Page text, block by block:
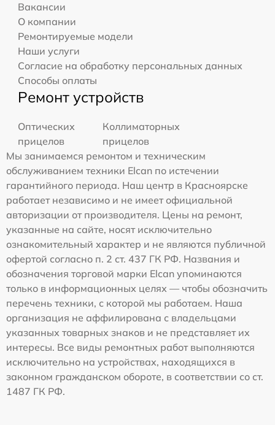
Вакансии
О компании
Ремонтируемые модели
Наши услуги
Согласие на обработку персональных данных
Способы оплаты
Ремонт устройств
Оптических
прицелов
Коллиматорных
прицелов
Мы занимаемся ремонтом и техническим
обслуживанием техники Elcan по истечении
гарантийного периода. Наш центр в Красноярске
работает независимо и не имеет официальной
авторизации от производителя. Цены на ремонт,
указанные на сайте, носят исключительно
ознакомительный характер и не являются публичной
офертой согласно п. 2 ст. 437 ГК РФ. Названия и
обозначения торговой марки Elcan упоминаются
только в информационных целях — чтобы обозначить
перечень техники, с которой мы работаем. Наша
организация не аффилирована с владельцами
указанных товарных знаков и не представляет их
интересы. Все виды ремонтных работ выполняются
исключительно на устройствах, находящихся в
законном гражданском обороте, в соответствии со ст.
1487 ГК РФ.